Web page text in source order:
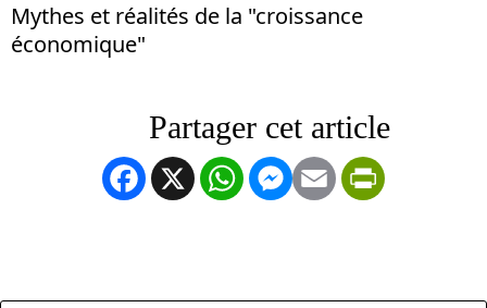
Mythes et réalités de la "croissance
économique"
Facebook
X WhatsApp
Messenger
Email